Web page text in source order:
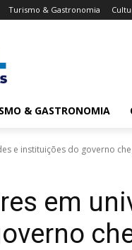
Turismo & Gastronomia
& GASTRONOMIA
e instituições do governo
em